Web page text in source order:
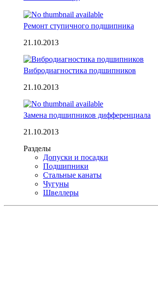
Ремонт ступичного подшипника
21.10.2013
Вибродиагностика подшипников
21.10.2013
Замена подшипников дифференциала
21.10.2013
Разделы
Допуски и посадки
Подшипники
Стальные канаты
Чугуны
Швеллеры